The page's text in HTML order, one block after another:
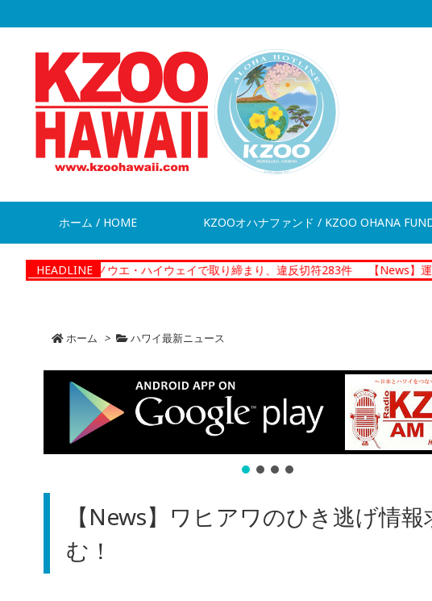
ホーム / HOME KZOOオハナファンド / KZOO OHANA
HEADLINE
イノウエ・ハイウェイで取り締まり、違反切符283件 【News】運転手不足で
ホーム > ハワイ最新ニュース
【News】ワヒアワのひき逃げ情報
む！